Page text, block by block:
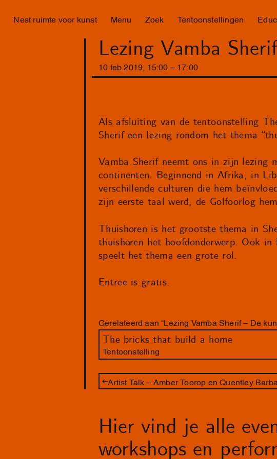
Nest ruimte voor kunst Menu Zoek Tentoonstellingen
Lezing Vamba
10 feb 2019 15 :00 17: 00
Als afsluiting van de tentoonstelling
Sherif een lezing rondom het thema
Vamba Sherif neemt ons in zijn lezing
continenten. Beginnend in Afrika, in
verschillende culturen die hem
zijn eerste taal werd, de Golfoorlog
Thuishoren is het grootste thema in
thuishoren het hoofdonderwerp. Ook
speelt het thema een grote rol.
Entree is gratis.
Gerelateerd aan “Lezing Vamba Sherif – De
The bricks that build a home
Tentoonstelling
Artist Talk – Amber Toorop en Quentley
Hier vind je alle
workshops en